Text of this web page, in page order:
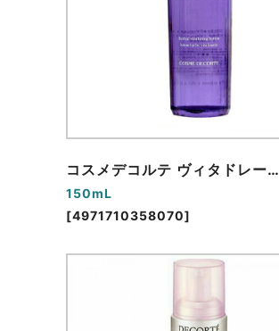
コスメデコルテ ヴィタドレー…
150mL
[4971710358070]